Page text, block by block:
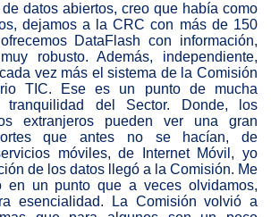
datos abiertos, creo que había como
dejamos a la CRC con más de 150
DataFlash con información,
robusto. Además, independiente,
vez más el sistema de la Comisión
TIC. Ese es un punto de mucha
tranquilidad del Sector. Donde, los
extranjeros pueden ver una gran
que antes no se hacían, de
móviles, de Internet Móvil, yo
de los datos llegó a la Comisión. Me
en un punto que a veces olvidamos,
esencialidad. La Comisión volvió a